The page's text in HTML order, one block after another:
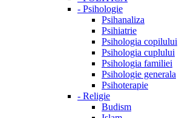
- Psihologie
Psihanaliza
Psihiatrie
Psihologia copilului
Psihologia cuplului
Psihologia familiei
Psihologie generala
Psihoterapie
- Religie
Budism